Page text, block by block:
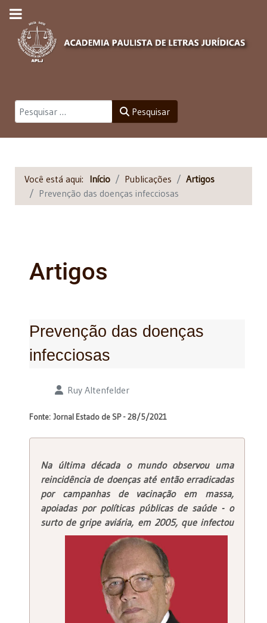
Pesquisar Pesquisar
Você está aqui: Início Publicações
Artigos
Prevenção das doenças infecciosas
Artigos
Prevenção das doenças
infecciosas
Detalhes Ruy Altenfelder
Fonte: Jornal Estado de SP - 28/5/2021
Na última década o mundo observou uma
reincidência de doenças até então erradicadas
por campanhas de vacinação em massa,
apoiadas por políticas públicas de saúde - o
surto de gripeaviária, em 2005, que infectou